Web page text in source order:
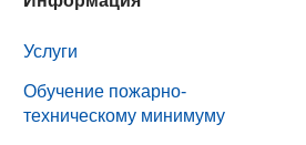
Услуги
Обучение пожарно-
техническому минимуму